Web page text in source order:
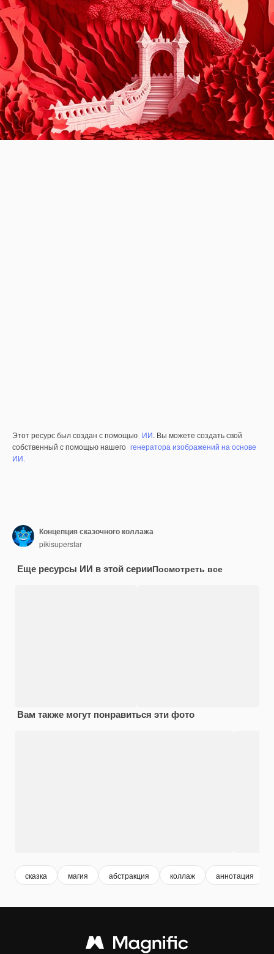
Этот ресурс был создан с помощью ИИ. Вы можете создать свой
собственный с помощью нашего генератора изображений на основе
ИИ.
Концепция сказочного коллажа
pikisuperstar
Еще ресурсы ИИ в этой серииПосмотреть все
Вам также могут понравиться эти фото
сказка магия абстракция коллаж аннотация